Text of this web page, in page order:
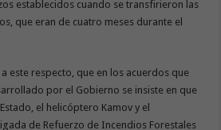
establecidos cuando se transfirieron las
que eran de cuatro meses durante el
a este respecto, que en los acuerdos que
por el Gobierno se insiste en que
el helicóptero Kamov y el
de Refuerzo de Incendios Forestales